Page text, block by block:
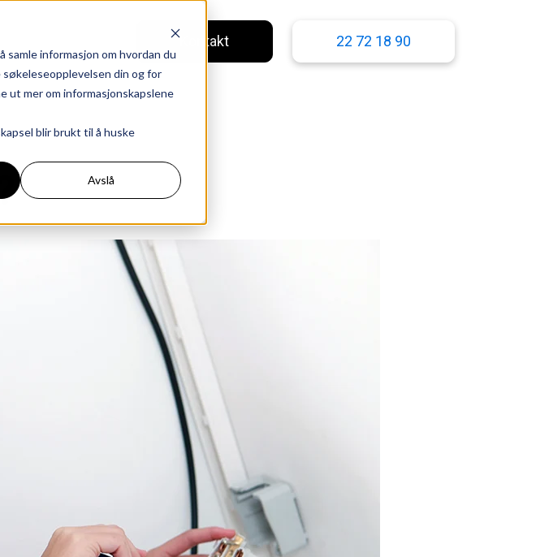
informasjon om hvordan du
din og for
ut mer om informasjonskapslene
blir brukt til å huske
Avslå
Kontakt 22 72 18 90